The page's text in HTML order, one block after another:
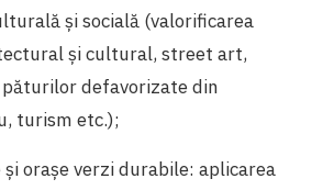
şi socială (valorificarea
şi cultural, street art,
defavorizate din
turism etc.);
orașe verzi durabile: aplicarea